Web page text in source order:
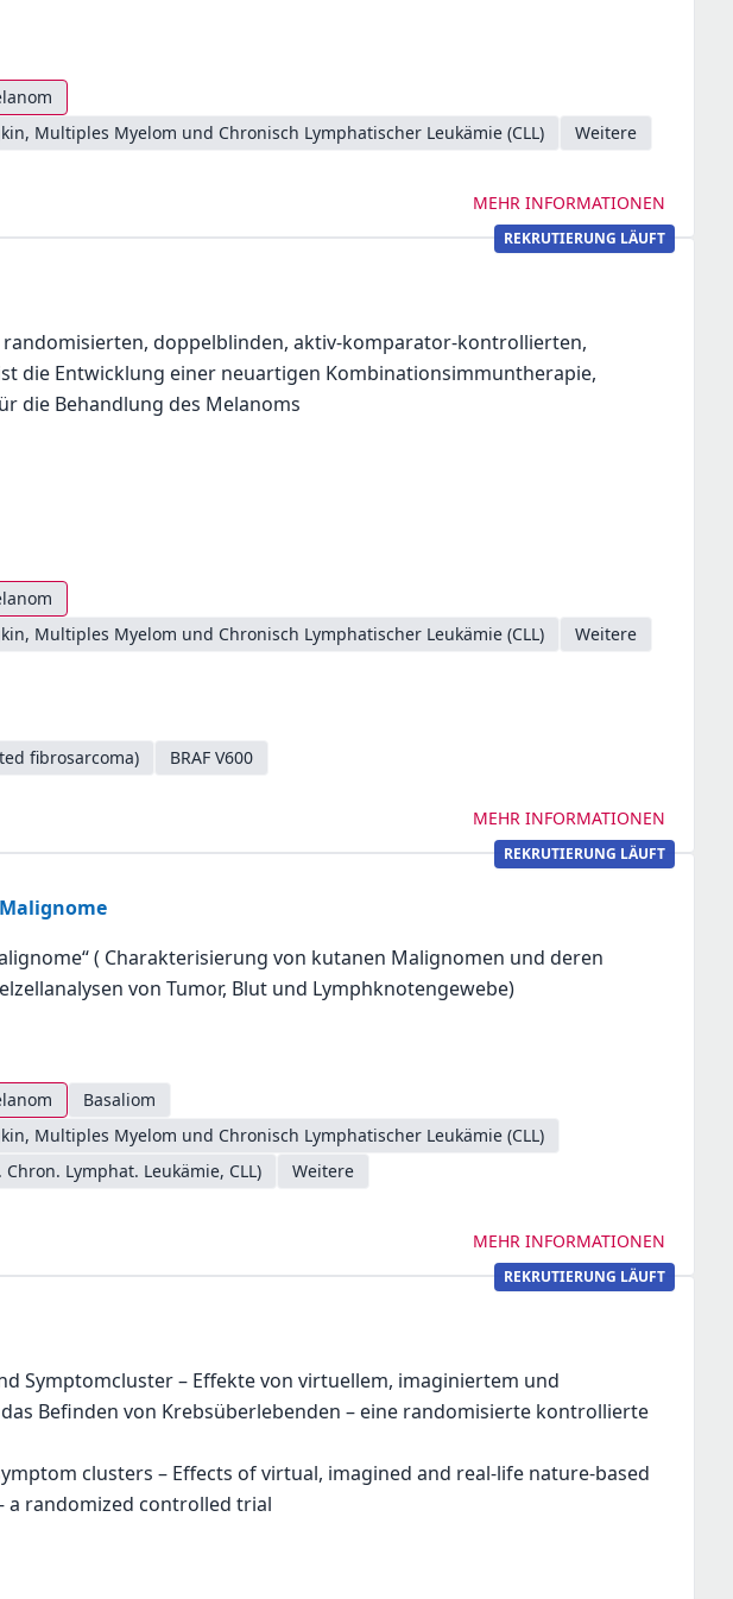
Multiples Myelom und Chronisch Lymphatischer Leukämie (CLL)
Weitere
MEHR INFORMATIONEN
REKRUTIERUNG LÄUFT
doppelblinden, aktiv-komparator-kontrollierten,
die Entwicklung einer neuartigen Kombinationsimmuntherapie,
die Behandlung des Melanoms
Multiples Myelom und Chronisch Lymphatischer Leukämie (CLL)
Weitere
fibrosarcoma) BRAF V600
MEHR INFORMATIONEN
REKRUTIERUNG LÄUFT
( Charakterisierung von kutanen Malignomen und deren
von Tumor, Blut und Lymphknotengewebe)
Basaliom
Multiples Myelom und Chronisch Lymphatischer Leukämie (CLL)
Lymphat. Leukämie, CLL)
Weitere
MEHR INFORMATIONEN
REKRUTIERUNG LÄUFT
Symptomcluster – Effekte von virtuellem, imaginiertem und
Befinden von Krebsüberlebenden – eine randomisierte kontrollierte
clusters – Effects of virtual, imagined and real-life nature-based
a randomized controlled trial